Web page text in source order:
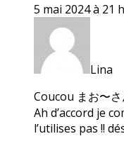
5 mai 2024 à 21
Lina
Coucou まお〜さ
Ah d’accord je
l’utilises pas !!